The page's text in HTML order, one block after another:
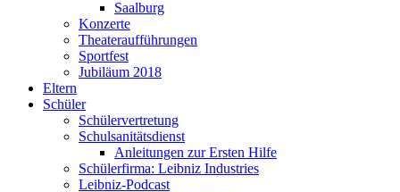
Saalburg
Konzerte
Theateraufführungen
Sportfest
Jubiläum 2018
Eltern
Schüler
Schülervertretung
Schulsanitätsdienst
Anleitungen zur Ersten Hilfe
Schülerfirma: Leibniz Industries
Leibniz-Podcast